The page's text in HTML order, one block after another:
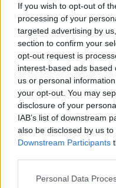
If you wish to opt-out of
processing of your
targeted advertising by
section to confirm your
opt-out request is
interest-based ads
us or personal
your opt-out. You may
disclosure of your
IAB’s list of downstream
also be disclosed by us
Downstream Participants
Personal Data
*Σε ό,τι αφορά
αυτή την στιγμή, με
το 31,6% δηλώνει ότι
εργασιών, το 31,2%
χαμηλότερο. Ως
δηλώνονται από τους